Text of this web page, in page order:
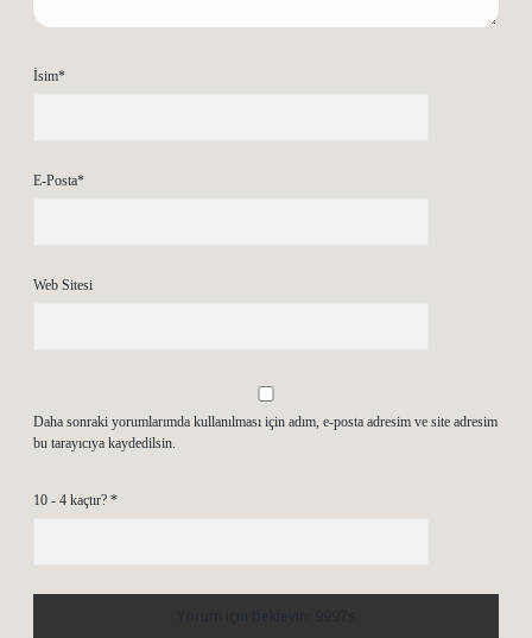
İsim*
E-Posta*
Web Sitesi
Daha sonraki yorumlarımda kullanılması için adım, e-posta adresim ve site adresim
bu tarayıcıya kaydedilsin.
10 - 4 kaçtır? *